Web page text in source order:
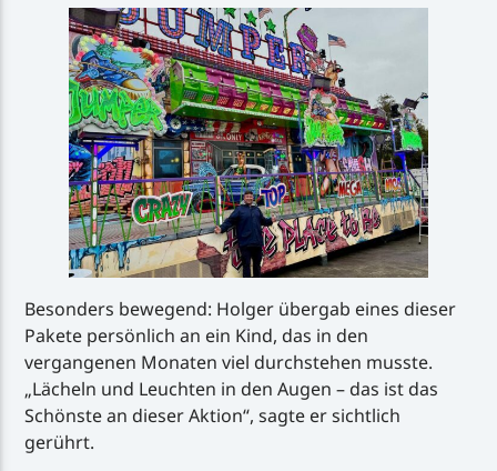
i
o
-
P
l
a
y
e
r
Besonders bewegend: Holger übergab eines dieser
Pakete persönlich an ein Kind, das in den
vergangenen Monaten viel durchstehen musste.
„Lächeln und Leuchten in den Augen – das ist das
Schönste an dieser Aktion“, sagte er sichtlich
gerührt.